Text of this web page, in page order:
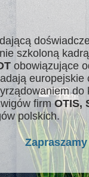
szkoloną
obowiązujące
europejskie
firmOTIS,
polskich.